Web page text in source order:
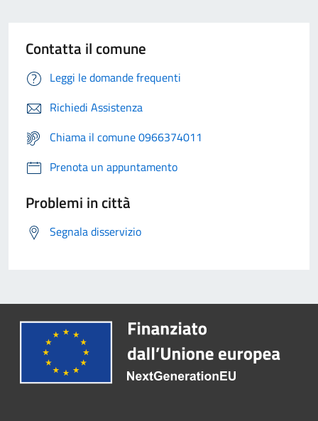
Contatta il comune
Leggi le domande frequenti
Richiedi Assistenza
Chiama il comune 0966374011
Prenota un appuntamento
Problemi in città
Segnala disservizio